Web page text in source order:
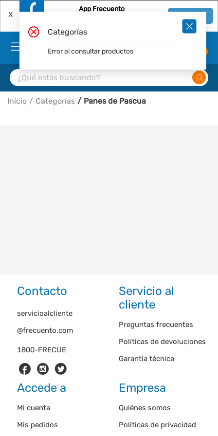
X
App Frecuento
Inicio Categorías Panes de Pascua
Contacto
1800-FRECUE
servicioalcliente
@frecuento.com
Servicio al
cliente
Preguntas frecuentes
Políticas de devoluciones
Garantía técnica
Accede a
Mi cuenta
Mis pedidos
Empresa
Quiénes somos
Políticas de privacidad
Categorías
Error al consultar productos